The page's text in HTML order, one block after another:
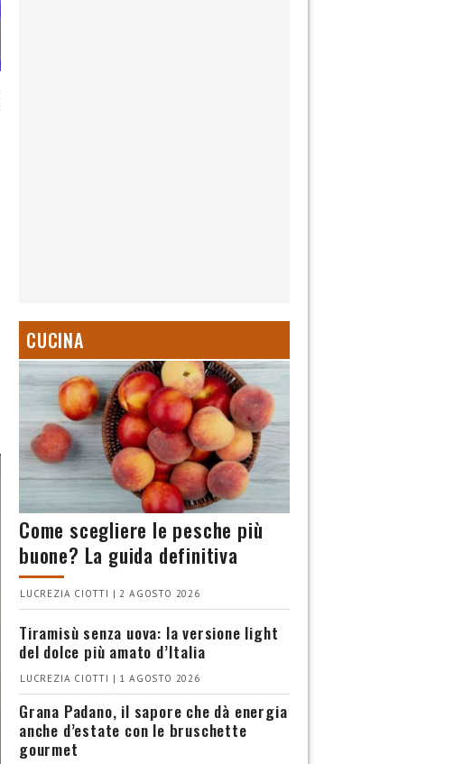
CUCINA
Come scegliere le pesche più
buone? La guida definitiva
LUCREZIA CIOTTI | 2 AGOSTO 2026
Tiramisù senza uova: la versione light
del dolce più amato d’Italia
LUCREZIA CIOTTI | 1 AGOSTO 2026
Grana Padano, il sapore che dà energia
anche d’estate con le bruschette
gourmet